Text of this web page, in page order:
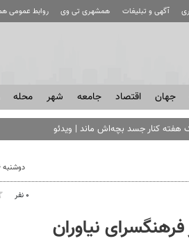
آگهی و تبلیغات همشهری تی وی روابط عمومی
جهان اقتصاد جامعه شهر محله
هفته کنار جسد بچه‌اش ماند | ویدئو
دوشنبه ۱۶ مهر ۱۳۸۶ - ۱۶:۴۵
۰ نفر
نیاوران